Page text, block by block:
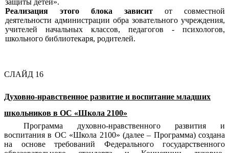
защиты детей».
Реализация этого блока зависит от совместной
деятельности администрации обра зовательного учреждения,
учителей начальных классов, педагогов - психологов,
школьного библиотекаря, родителей.
СЛАЙД 16
Духовно-нравственное развитие и воспитание младших
школьников в ОС «Школа 2100»
Программа духовно-нравственного развития и
воспитания в ОС «Школа 2100» (далее – Программа) создана
на основе требований Федерального государственного